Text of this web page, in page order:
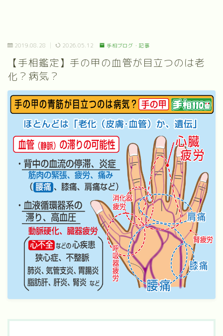
2019.08.28 2026.05.12 手相ブログ・記事
【手相鑑定】手の甲の血管が目立つのは老
化？病気？